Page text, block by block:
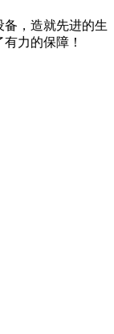
备，造就先进的生
力的保障！